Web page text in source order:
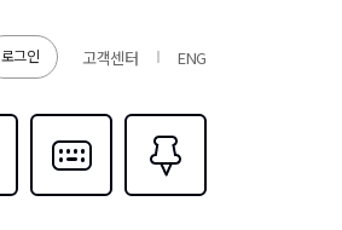
로그인 고객센터 ENG
다국어입력
즐겨찾기0